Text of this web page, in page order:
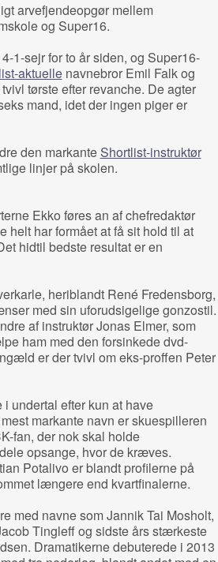
arvefjendeopgør mellem
og Super16.
1-sejr for to år siden, og Super16-
aktuellenavnebror Emil Falk og
tørste efter revanche. De agter
mand, idet der ingen piger er
den markante Shortlist-instruktør
linjer på skolen.
Ekko føres an af chefredaktør
helt har formået at få sit hold til at
hidtil bedste resultat er en
heriblandt René Fredensborg,
med sin uforudsigelige gonzostil.
af instruktør Jonas Elmer, som
ham med den forsinkede dvd-
er der tvivl om eks-proffen Peter
undertal efter kun at have
markante navn er skuespilleren
fan, der nok skal holde
opsange, hvor de kræves.
Potalivo er blandt profilerne på
længere end kvartfinalerne.
med navne som Jannik Tai Mosholt,
Tingleff og sidste års stærkeste
Dramatikerne debuterede i 2013